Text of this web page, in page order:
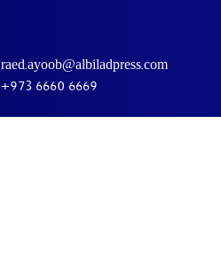
raed.ayoob@albiladpress.com
+973 6660 6669